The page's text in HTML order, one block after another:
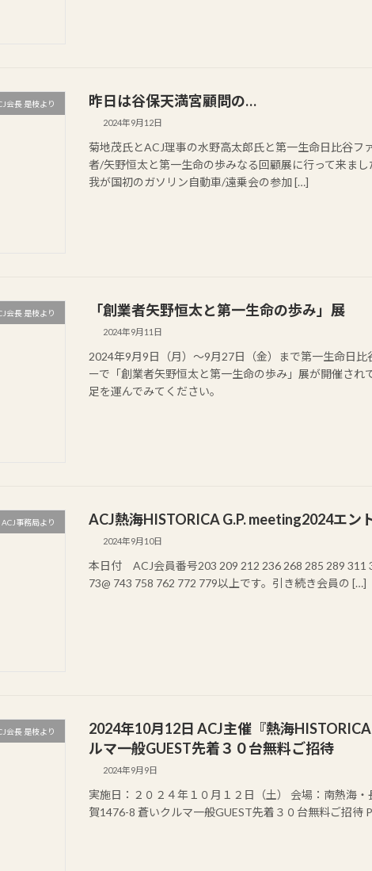
会長 是枝より 昨日は谷保天満宮顧問の…
2024年9月12日
菊地茂氏とACJ理事の水野高太郎氏と第一生命日比谷フ
者/矢野恒太と第一生命の歩みなる回顧展に行って来ま
我が国初のガソリン自動車/遠乗会の参加 […]
会長 是枝より 「創業者矢野恒太と第一生命の歩み」展
2024年9月11日
2024年9月9日（月）～9月27日（金）まで第一生命日
ーで「創業者矢野恒太と第一生命の歩み」展が開催され
足を運んでみてください。
ACJ事務局より ACJ熱海HISTORICA G.P. meeting2024エン
2024年9月10日
本日付 ACJ会員番号203 209 212 236 268 285 289 311
73@ 743 758 762 772 779以上です。引き続き会員の […]
会長 是枝より
2024年10月12日 ACJ主催『熱海
ルマ一般GUEST先着３０台無料ご招待
2024年9月9日
実施日：２０２４年１０月１２日（土） 会場：南熱海
賀1476-8 蒼いクルマ一般GUEST先着３０台無料ご招待